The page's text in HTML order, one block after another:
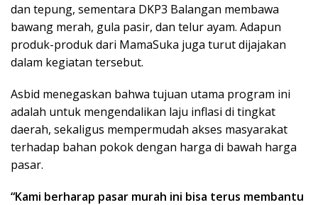
dan tepung, sementara DKP3 Balangan membawa
bawang merah, gula pasir, dan telur ayam. Adapun
produk-produk dari MamaSuka juga turut dijajakan
dalam kegiatan tersebut.
Asbid menegaskan bahwa tujuan utama program ini
adalah untuk mengendalikan laju inflasi di tingkat
daerah, sekaligus mempermudah akses masyarakat
terhadap bahan pokok dengan harga di bawah harga
pasar.
“Kami berharap pasar murah ini bisa terus membantu